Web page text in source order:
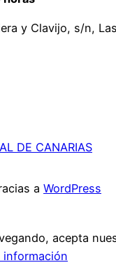
y Clavijo, s/n,
DE CANARIAS
a WordPress
acepta
información